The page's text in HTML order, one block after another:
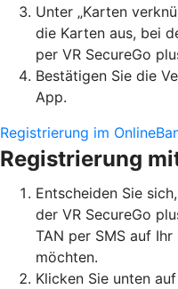
Unter „Karten
die Karten aus, bei
per VR SecureGo
Bestätigen Sie die
App.
Registrierung im
Registrierung
Entscheiden Sie
der VR SecureGo
TAN per SMS auf
möchten.
Klicken Sie unten